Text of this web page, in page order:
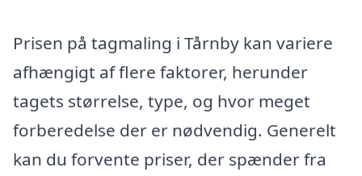
Prisen på tagmaling i Tårnby kan variere
afhængigt af flere faktorer, herunder
tagets størrelse, type, og hvor meget
forberedelse der er nødvendig. Generelt
kan du forvente priser, der spænder fra